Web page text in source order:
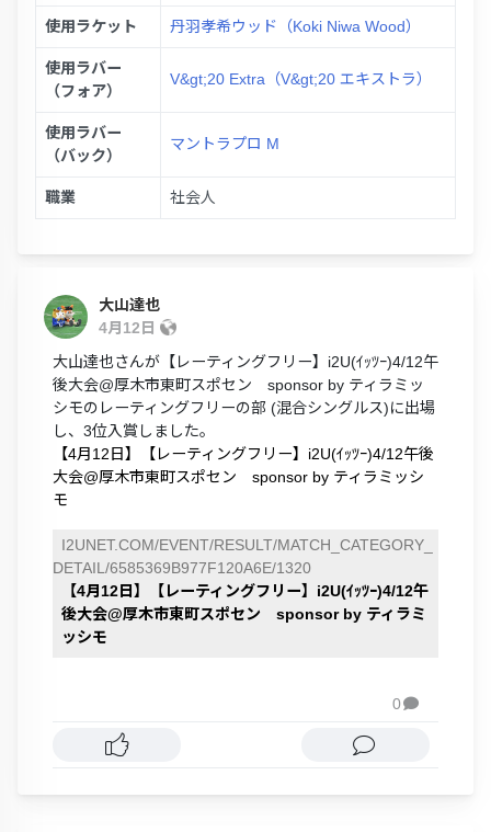
使用ラケット 丹羽孝希ウッド（Koki Niwa Wood）
使用ラバー
（フォア）
V&gt;20 Extra（V&gt;20 エキストラ）
使用ラバー
（バック）
マントラプロ M
職業 社会人
大山達也
4月12日
大山達也さんが【レーティングフリー】i2U(ｲｯﾂｰ)4/12午
後大会@厚木市東町スポセン sponsor by ティラミッ
シモのレーティングフリーの部 (混合シングルス)に出場
し、3位入賞しました。
【4月12日】【レーティングフリー】i2U(ｲｯﾂｰ)4/12午後
大会@厚木市東町スポセン sponsor by ティラミッシ
モ
I2UNET.COM/EVENT/RESULT/MATCH_CATEGORY_
DETAIL/6585369B977F120A6E/1320
【4月12日】【レーティングフリー】i2U(ｲｯﾂｰ)4/12午
後大会@厚木市東町スポセン sponsor by ティラミ
ッシモ
0